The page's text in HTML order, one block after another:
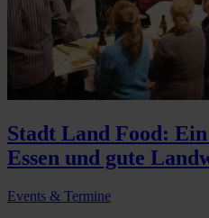
Stadt Land Food:
Essen und gute
Events & Termine